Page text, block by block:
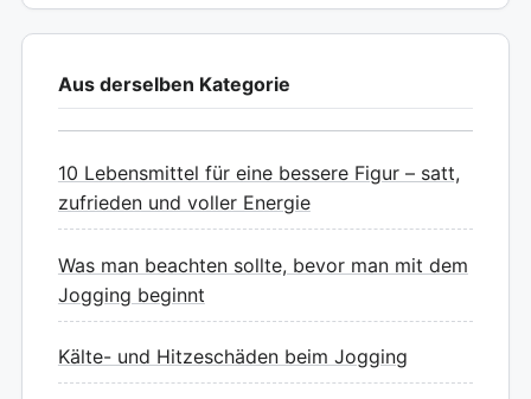
Aus derselben Kategorie
10 Lebensmittel für eine bessere Figur – satt,
zufrieden und voller Energie
Was man beachten sollte, bevor man mit dem
Jogging beginnt
Kälte- und Hitzeschäden beim Jogging